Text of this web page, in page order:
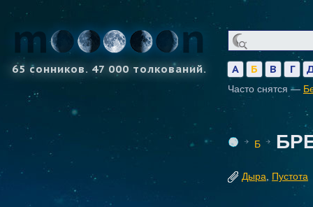
65 сонников. 47 000 толкований. А Б В Г
Часто снятся —
Б
Дыра Пустота